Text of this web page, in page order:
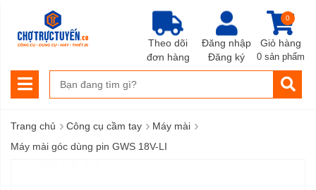
Đăng nhập
Đăng ký
Giỏ hàng
0
0 sản phẩm
Theo dõi
đơn hàng
Trang chủ › Công cụ cầm tay › Máy mài ›
Máy mài góc dùng pin GWS 18V-LI